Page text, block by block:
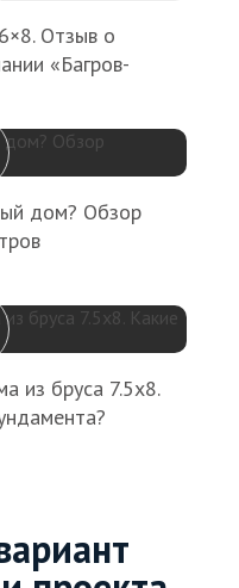
Отзыв о
«Багров-
дом? Обзор
из бруса 7.5х8.